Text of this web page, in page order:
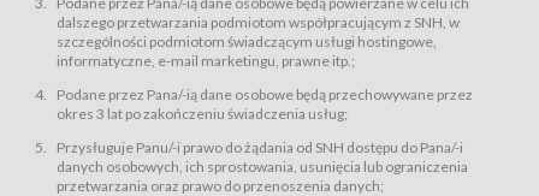
2002 r. o świadczeniu usług drogą elektroniczną (Dz.U. z 2002 r., Nr 144, poz.
1204, z późń. zm.). Usługi świadczone są nieodpłatnie.
usługę przeglądania i odczytywania przez Usługobiorców materiałów
zamieszczanych w Serwisie,
usługę utrzymywania konta użytkownika w Serwisie,
usługę newsletter,
usługę zawierania na odległość umów nabycia Karnetów i Biletów,
usługę zawierania na odległość umów sprzedaży w Sklepie.
dalszego przetwarzania podmiotom współpracującym z SNH, w
szczególności podmiotom świadczącym usługi hostingowe,
informatyczne, e-mail marketingu, prawne itp.;
Podane przez Pana/-ią dane osobowe będą przechowywane przez
okres 3 lat po zakończeniu świadczenia usług;
Przysługuje Panu/-i prawo do żądania od SNH dostępu do Pana/-i
danych osobowych, ich sprostowania, usunięcia lub ograniczenia
przetwarzania oraz prawo do przenoszenia danych;